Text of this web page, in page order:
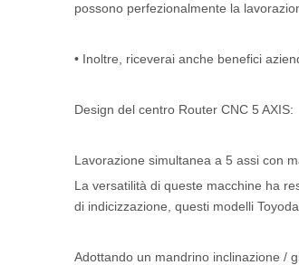
possono perfezionalmente la
• Inoltre, riceverai anche benefici
Design del centro Router CNC 5 AXIS:
Lavorazione simultanea a 5 assi con
La versatilità di queste macchine ha
di indicizzazione, questi modelli
Adottando un mandrino inclinazione /